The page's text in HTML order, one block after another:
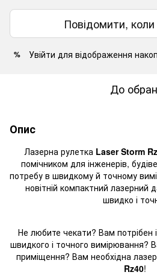
Повідомити,
% Увійти для відображення
До
Опис
Лазерна рулетка Laser Storm
помічником для інженерів,
потребу в швидкому й точному
новітній компактний лазерний
швидко і
Не любите чекати? Вам потрібен
швидкого і точного вимірювання?
приміщення? Вам необхідна
Rz40!